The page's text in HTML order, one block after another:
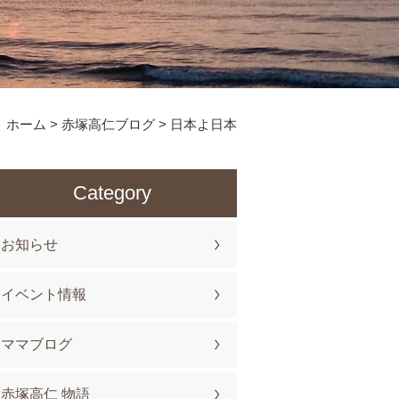
ホーム > 赤塚高仁ブログ > 日本よ日本
Category
お知らせ
イベント情報
ママブログ
赤塚高仁 物語